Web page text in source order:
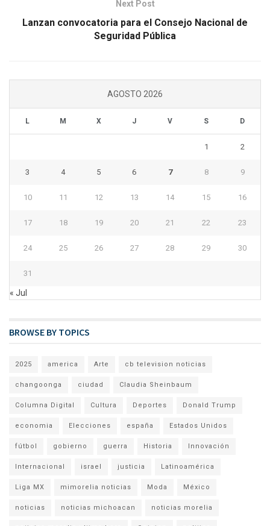
Next Post
Lanzan convocatoria para el Consejo Nacional de
Seguridad Pública
AGOSTO 2026
L M X J V S D
1 2
3 4 5 6 7 8 9
10 11 12 13 14 15 16
17 18 19 20 21 22 23
24 25 26 27 28 29 30
31
« Jul
BROWSE BY TOPICS
2025 america Arte cb television noticias
changoonga ciudad Claudia Sheinbaum
Columna Digital Cultura Deportes Donald Trump
economia Elecciones españa Estados Unidos
fútbol gobierno guerra Historia Innovación
Internacional israel justicia Latinoamérica
Liga MX mimorelia noticias Moda México
noticias noticias michoacan noticias morelia